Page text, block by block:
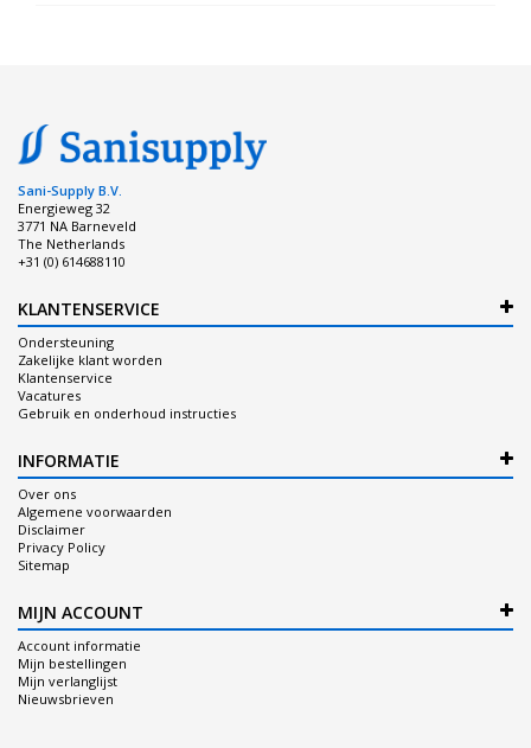
Sani-Supply B.V.
Energieweg 32
3771 NA Barneveld
The Netherlands
+31 (0) 614688110
KLANTENSERVICE
Ondersteuning
Zakelijke klant worden
Klantenservice
Vacatures
Gebruik en onderhoud instructies
INFORMATIE
Over ons
Algemene voorwaarden
Disclaimer
Privacy Policy
Sitemap
MIJN ACCOUNT
Account informatie
Mijn bestellingen
Mijn verlanglijst
Nieuwsbrieven